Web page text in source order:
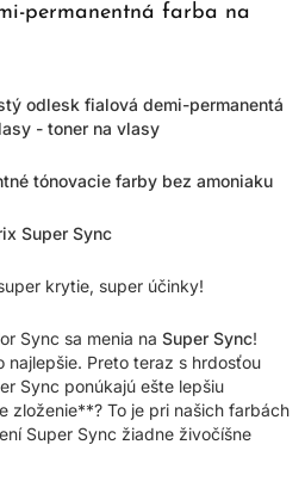
permanentná farba na
odlesk fialová demi-permanentá
- toner na vlasy
tónovacie farby bez amoniaku
Super Sync
krytie, super účinky!
Sync sa menia na Super Sync!
Preto teraz s hrdosťou
Sync ponúkajú ešte lepšiu
zloženie**? To je pri našich farbách
Super Sync žiadne živočíšne